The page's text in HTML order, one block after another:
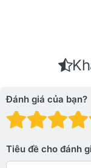
Đánh giá của bạn?
Đánh
Tiêu đề cho đánh